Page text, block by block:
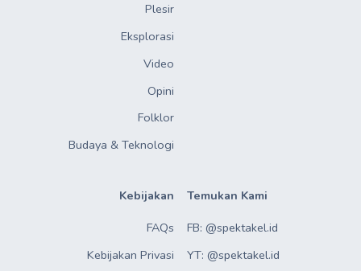
Plesir
Eksplorasi
Video
Opini
Folklor
Budaya & Teknologi
Kebijakan
FAQs
Kebijakan Privasi
Temukan Kami
FB: @spektakel.id
YT: @spektakel.id